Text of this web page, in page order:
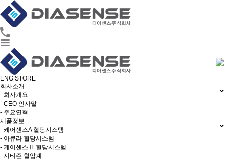
ENG STORE
회사소개
- 회사개요
- CEO 인사말
- 주요연혁
제품정보
- 케어센스A 혈당시스템
- 아큐라 혈당시스템
- 케어센스Ⅱ 혈당시스템
- 시티즌 혈압계